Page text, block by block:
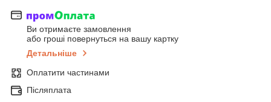
Ви отримаєте замовлення
або гроші повернуться на вашу картку
Детальніше
Оплатити частинами
Післяплата